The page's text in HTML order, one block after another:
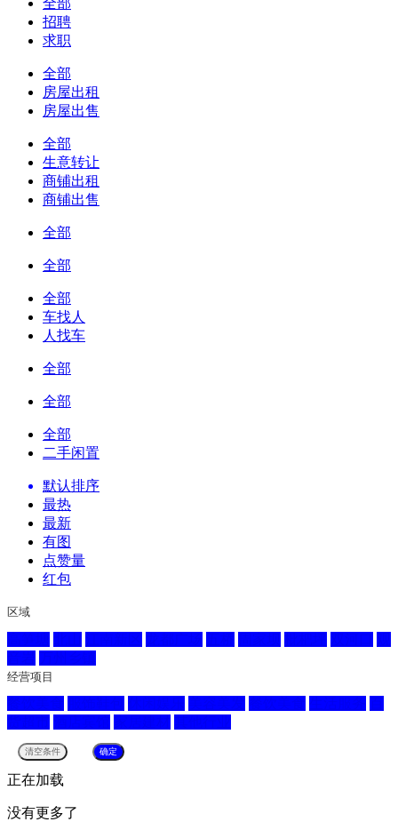
全部
招聘
求职
全部
房屋出租
房屋出售
全部
生意转让
商铺出租
商铺出售
全部
全部
全部
车找人
人找车
全部
全部
全部
二手闲置
默认排序
最热
最新
有图
点赞量
红包
区域
经营项目
正在加载
没有更多了